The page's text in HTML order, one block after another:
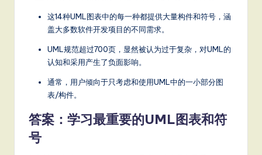
这14种UML图表中的每一种都提供大量构件和符号，涵
盖大多数软件开发项目的不同需求。
UML规范超过700页，显然被认为过于复杂，对UML的
认知和采用产生了负面影响。
通常，用户倾向于只考虑和使用UML中的一小部分图
表/构件。
答案：学习最重要的UML图表和符
号